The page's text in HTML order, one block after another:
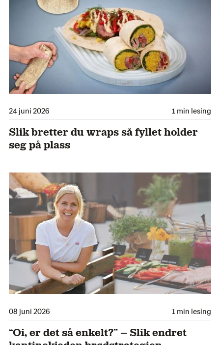
24 juni 2026 1 min lesing
Slik bretter du wraps så fyllet holder
seg på plass
08 juni 2026 1 min lesing
“Oi, er det så enkelt?” – Slik endret